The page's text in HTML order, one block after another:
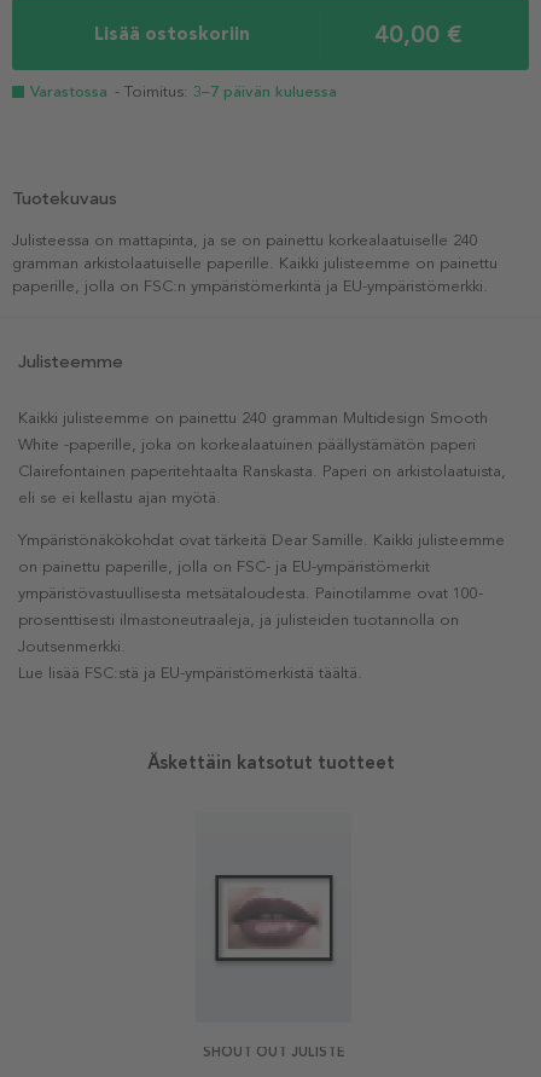
Lisää ostoskoriin 40,00 €
Varastossa - Toimitus: 3–7 päivän kuluessa
Tuotekuvaus
Julisteessa on mattapinta, ja se on painettu korkealaatuiselle 240
gramman arkistolaatuiselle paperille. Kaikki julisteemme on painettu
paperille, jolla on FSC:n ympäristömerkintä ja EU-ympäristömerkki.
Julisteemme
Kaikki julisteemme on painettu 240 gramman Multidesign Smooth
White -paperille, joka on korkealaatuinen päällystämätön paperi
Clairefontainen paperitehtaalta Ranskasta. Paperi on arkistolaatuista,
eli se ei kellastu ajan myötä.
Ympäristönäkökohdat ovat tärkeitä Dear Samille. Kaikki julisteemme
on painettu paperille, jolla on FSC- ja EU-ympäristömerkit
ympäristövastuullisesta metsätaloudesta. Painotilamme ovat 100-
prosenttisesti ilmastoneutraaleja, ja julisteiden tuotannolla on
Joutsenmerkki.
Lue lisää FSC:stä ja EU-ympäristömerkistä täältä.
Äskettäin katsotut tuotteet
SHOUT OUT JULISTE